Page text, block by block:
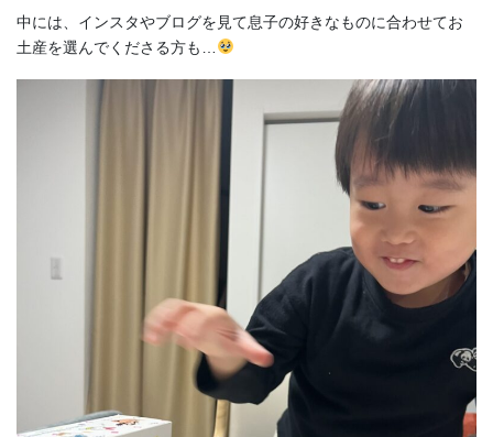
中には、インスタやブログを見て息子の好きなものに合わせてお
土産を選んでくださる方も…